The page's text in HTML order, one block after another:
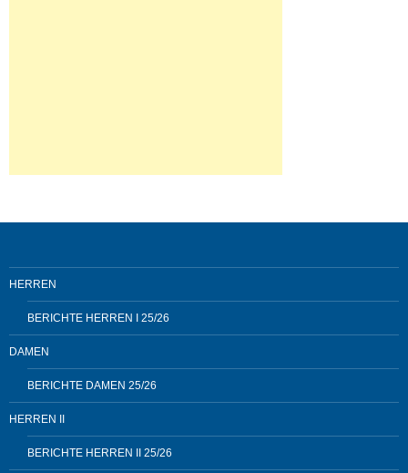
HERREN
BERICHTE HERREN I 25/26
DAMEN
BERICHTE DAMEN 25/26
HERREN II
BERICHTE HERREN II 25/26